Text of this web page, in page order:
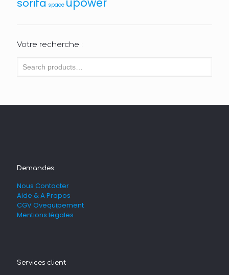
sorifa space
Votre recherche :
Demandes
Nous Contacter
Aide & A Propos
CGV Ovequipement
Mentions légales
Services client